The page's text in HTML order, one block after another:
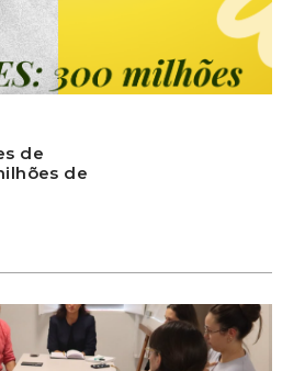
de
de